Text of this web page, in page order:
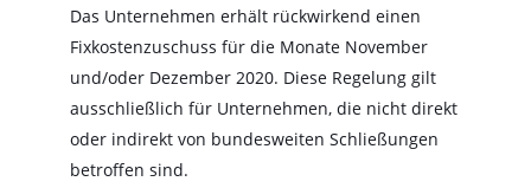
Das Unternehmen erhält rückwirkend einen
Fixkostenzuschuss für die Monate November
und/oder Dezember 2020. Diese Regelung gilt
ausschließlich für Unternehmen, die nicht direkt
oder indirekt von bundesweiten Schließungen
betroffen sind.